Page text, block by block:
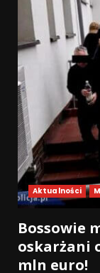
Aktualności
Bossowie
oskarżani
mln euro!